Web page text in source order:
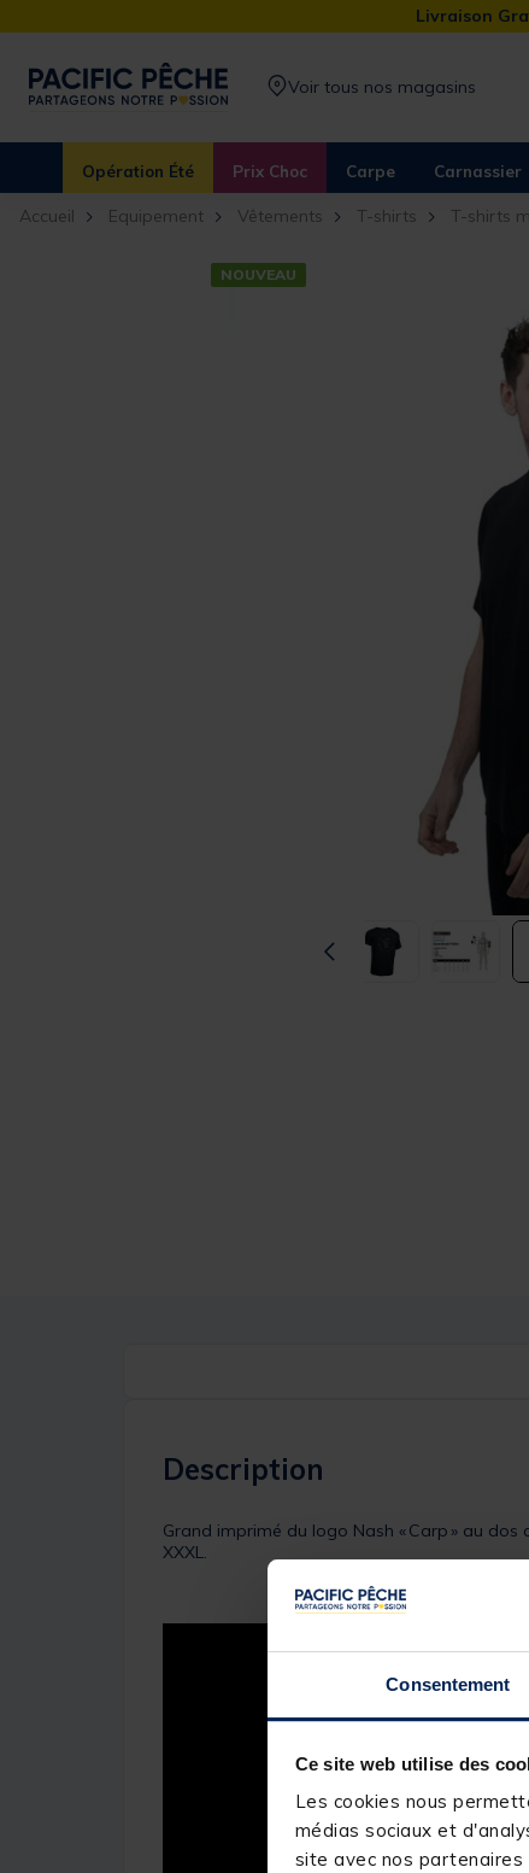
Consentement
Ce site web utilise des
Les cookies nous
médias sociaux et
site avec nos partenaires
Livraison
Voir tous nos magasins
Opération Été Prix Choc Carpe Carnassier
Accueil Equipement Vêtements T-shirts T-shirts
NOUVEAU
Description
Grand imprimé du logo Nash « Carp » au
XXXL.